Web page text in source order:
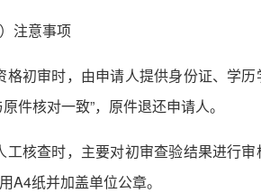
）注意事项
格初审时，由申请人提供身份证、学
件核对一致”，原件退还申请人。
工核查时，主要对初审查验结果进行
A4纸并加盖单位公章。